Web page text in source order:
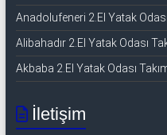
Anadolufeneri 2.El Yatak
Alibahadır 2.El Yatak Odası
Akbaba 2.El Yatak Odası
İletişim